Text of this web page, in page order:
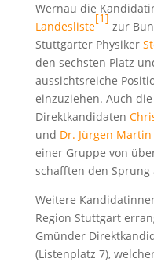
Wernau die
Landesliste
[1]
zur
Stuttgarter Physiker
den sechsten Platz
aussichtsreiche
einzuziehen. Auch
Direktkandidaten
und Dr. Jürgen Martin
einer Gruppe von
schafften den Sprung
Weitere
Region Stuttgart
Gmünder
(Listenplatz 7),